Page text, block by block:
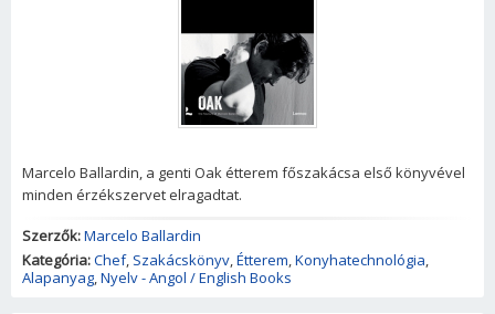
Marcelo Ballardin, a genti Oak étterem főszakácsa első könyvével
minden érzékszervet elragadtat.
Szerzők:Marcelo Ballardin
Kategória:Chef, Szakácskönyv,Étterem,Konyhatechnológia,
Alapanyag,Nyelv - Angol / English Books